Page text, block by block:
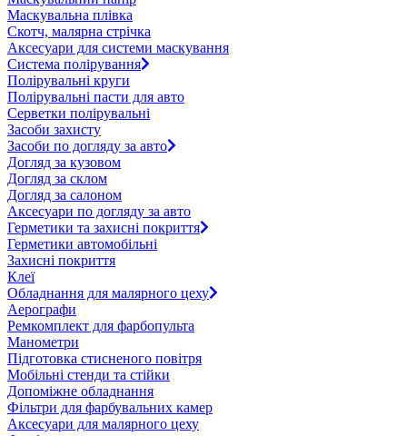
Маскувальна плівка
Скотч, малярна стрічка
Аксесуари для системи маскування
Система полірування
Полірувальні круги
Полірувальні пасти для авто
Серветки полірувальні
Засоби захисту
Засоби по догляду за авто
Догляд за кузовом
Догляд за склом
Догляд за салоном
Аксесуари по догляду за авто
Герметики та захисні покриття
Герметики автомобільні
Захисні покриття
Клеї
Обладнання для малярного цеху
Аерографи
Ремкомплект для фарбопульта
Манометри
Підготовка стисненого повітря
Мобільні стенди та стійки
Допоміжне обладнання
Фільтри для фарбувальних камер
Аксесуари для малярного цеху